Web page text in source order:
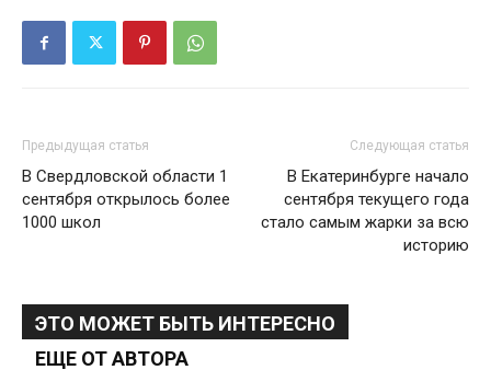
Предыдущая статья
В Свердловской области 1
сентября открылось более
1000 школ
Следующая статья
В Екатеринбурге начало
сентября текущего года
стало самым жарки за всю
историю
ЭТО МОЖЕТ БЫТЬ ИНТЕРЕСНО
ЕЩЕ ОТ АВТОРА